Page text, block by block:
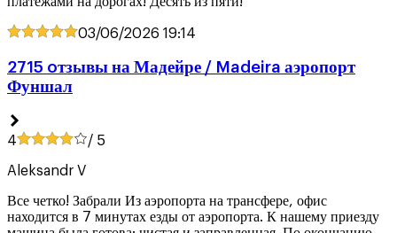
03/06/2026 19:14
2715 oтзывы на Мадейре / Madeira аэропорт
Фуншал
4 / 5
Aleksandr V
Все четко! Забрали Из аэропорта на трансфере, офис
находится в 7 минутах езды от аэропорта. К нашему приезду